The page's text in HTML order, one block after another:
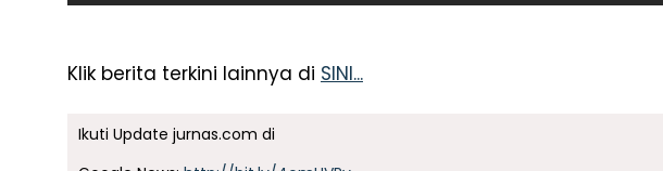
Klik berita terkini lainnya di SINI...
Ikuti Update jurnas.com di